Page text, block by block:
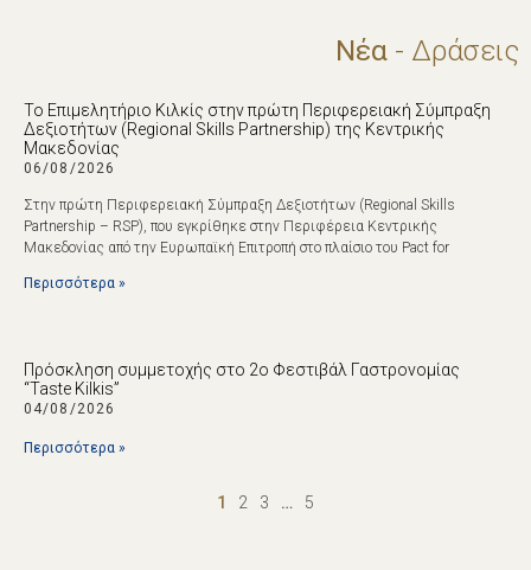
Νέα - Δράσεις
Το Επιμελητήριο Κιλκίς στην πρώτη Περιφερειακή Σύμπραξη
Δεξιοτήτων (Regional Skills Partnership) της Κεντρικής
Μακεδονίας
06/08/2026
Στην πρώτη Περιφερειακή Σύμπραξη Δεξιοτήτων (Regional Skills
Partnership – RSP), που εγκρίθηκε στην Περιφέρεια Κεντρικής
Μακεδονίας από την Ευρωπαϊκή Επιτροπή στο πλαίσιο του Pact for
Περισσότερα »
Πρόσκληση συμμετοχής στο 2ο Φεστιβάλ Γαστρονομίας
“Taste Kilkis”
04/08/2026
Περισσότερα »
1 2 3 … 5